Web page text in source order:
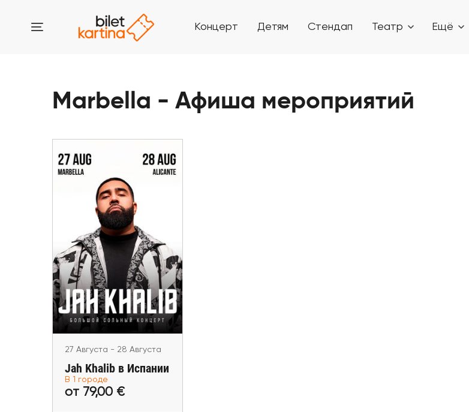
Концерт Детям Стендап Театр Ещё
Marbella - Афиша мероприятий
27 Августа - 28 Августа
Jah Khalib в Испании
Marbella
Купить билеты
27 Августа - 28 Августа
Jah Khalib в Испании
В 1 городе
от 79,00 €